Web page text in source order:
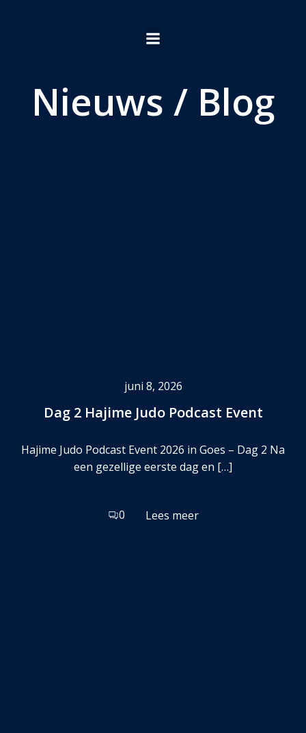
de
Nieuws / Blog
juni 8, 2026
Dag 2 Hajime Judo Podcast Event
Hajime Judo Podcast Event 2026 in Goes – Dag 2 Na
een gezellige eerste dag en […]
0 Lees meer